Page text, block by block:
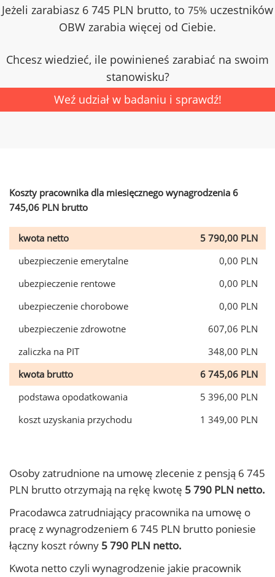
Jeżeli zarabiasz 6 745 PLN brutto, to 75% uczestników
OBW zarabia więcej od Ciebie.
Chcesz wiedzieć, ile powinieneś zarabiać na swoim
stanowisku?
Weź udział w badaniu i sprawdź!
Koszty pracownika dla miesięcznego wynagrodzenia 6
745,06 PLN brutto
kwota netto
5 790,00 PLN
ubezpieczenie emerytalne
0,00 PLN
ubezpieczenie rentowe
0,00 PLN
ubezpieczenie chorobowe
0,00 PLN
ubezpieczenie zdrowotne
607,06 PLN
zaliczka na PIT
348,00 PLN
kwota brutto
6 745,06 PLN
podstawa opodatkowania
5 396,00 PLN
koszt uzyskania przychodu
1 349,00 PLN
Osoby zatrudnione na umowę zlecenie z pensją 6 745
PLN brutto otrzymają na rękę kwotę 5 790 PLN netto.
Pracodawca zatrudniający pracownika na umowę o
pracę z wynagrodzeniem 6 745 PLN brutto poniesie
łączny koszt równy 5 790 PLN netto.
Kwota netto czyli wynagrodzenie jakie pracownik